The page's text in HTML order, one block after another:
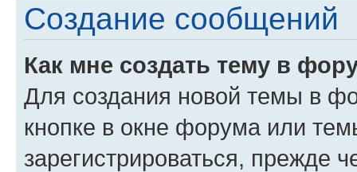
Создание сообщений
Как мне создать тему в
Для создания новой темы в
кнопке в окне форума или
зарегистрироваться, прежде